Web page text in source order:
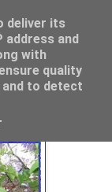
deliver its
address and
with
quality
to detect